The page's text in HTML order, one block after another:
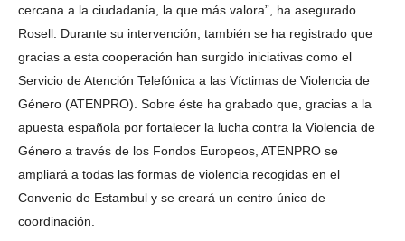
cercana a la ciudadanía, la que más valora”, ha asegurado
Rosell. Durante su intervención, también se ha registrado que
gracias a esta cooperación han surgido iniciativas como el
Servicio de Atención Telefónica a las Víctimas de Violencia de
Género (ATENPRO). Sobre éste ha grabado que, gracias a la
apuesta española por fortalecer la lucha contra la Violencia de
Género a través de los Fondos Europeos, ATENPRO se
ampliará a todas las formas de violencia recogidas en el
Convenio de Estambul y se creará un centro único de
coordinación.